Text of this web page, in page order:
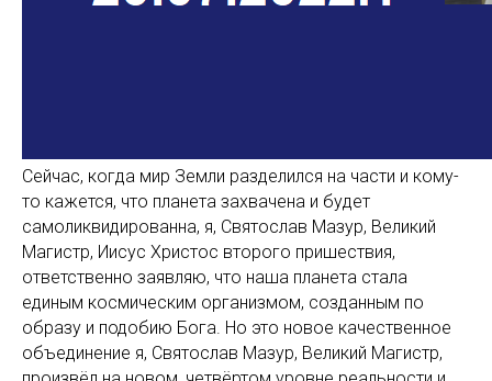
Сейчас, когда мир Земли разделился на части и кому-
то кажется, что планета захвачена и будет
самоликвидированна, я, Святослав Мазур, Великий
Магистр, Иисус Христос второго пришествия,
ответственно заявляю, что наша планета стала
единым космическим организмом, созданным по
образу и подобию Бога. Но это новое качественное
объединение я, Святослав Мазур, Великий Магистр,